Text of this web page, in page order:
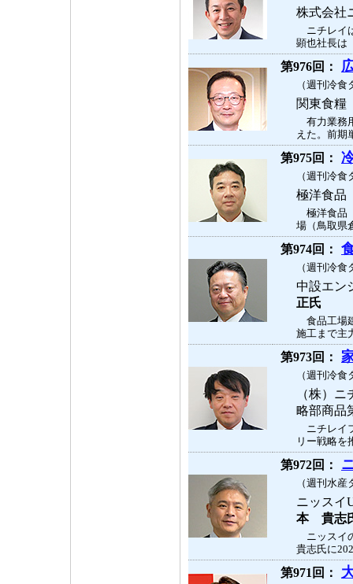
株式会
ニチレイ
顕也社長は
第976回：
（週刊冷
関東食
有力業務
えた。前期
第975回：
（週刊冷
極洋食
極洋食品
場（鳥取県
第974回：
（週刊冷
中設エン
正氏
食品工場
施工まで主
第973回：
（週刊冷
（株）
略部商
ニチレイ
リー戦略を
第972回：
（週刊水
ニッスイ
本 貴志
ニッスイ
貴志氏に
第971回：